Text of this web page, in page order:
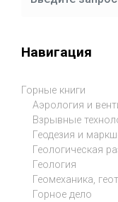
Навигация
Горные книги
Аэрология и
Взрывные
Геодезия и
Геологическая
Геология
Геомеханика,
Горное дело